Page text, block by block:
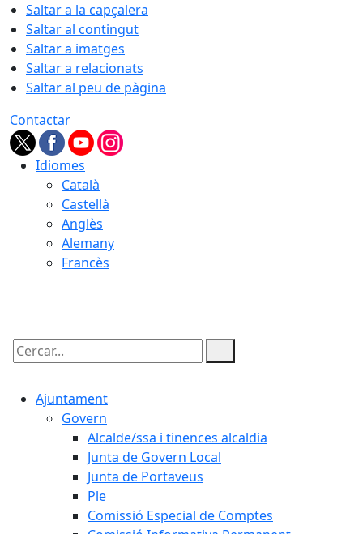
Saltar a la capçalera
Saltar al contingut
Saltar a imatges
Saltar a relacionats
Saltar al peu de pàgina
Contactar
Idiomes
Català
Castellà
Anglès
Alemany
Francès
Cercar:
Ajuntament
Govern
Alcalde/ssa i tinences alcaldia
Junta de Govern Local
Junta de Portaveus
Ple
Comissió Especial de Comptes